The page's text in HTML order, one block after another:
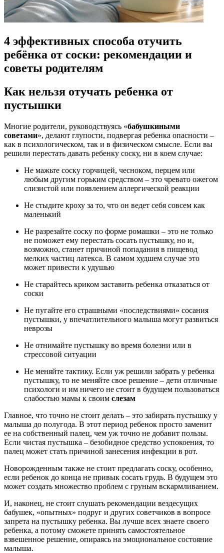
4 эффективных способа отучить
ребёнка от соски: рекомендации и
советы родителям
Как нельзя отучать ребенка от
пустышки
Многие родители, руководствуясь «бабушкиными
советами», делают глупости, подвергая ребенка опасности –
как в психологическом, так и в физическом смысле. Если вы
решили перестать давать ребенку соску, ни в коем случае:
Не мажьте соску горчицей, чесноком, перцем или
любым другим горьким средством – это чревато ожегом
слизистой или появлением аллергической реакции
Не стыдите кроху за то, что он ведет себя совсем как
маленький
Не разрезайте соску по форме ромашки – это не только
не поможет ему перестать сосать пустышку, но и,
возможно, станет причиной попадания в пищевод
мелких частиц латекса. В самом худшем случае это
может привести к удушью
Не старайтесь криком заставить ребенка отказаться от
соски
Не пугайте его страшными «последствиями» сосания
пустышки, у впечатлительного малыша могут развиться
неврозы
Не отнимайте пустышку во время болезни или в
стрессовой ситуации
Не меняйте тактику. Если уж решили забрать у ребенка
пустышку, то не меняйте свое решение – дети отличные
психологи и им ничего не стоит в будущем пользоваться
слабостью мамы к своим слезам
Главное, что точно не стоит делать – это забирать пустышку у
малыша до полугода. В этот период ребенок просто заменит
ее на собственный палец, чем уж точно не добавит пользы.
Если чистая пустышка – безобидное средство успокоения, то
палец может стать причиной занесения инфекции в рот.
Новорожденным также не стоит предлагать соску, особенно,
если ребенок до конца не привык сосать грудь. В будущем это
может создать множество проблем с груным вскармливанием.
И, наконец, не стоит слушать рекомендации вездесущих
бабушек, «опытных» подруг и других советчиков в вопросе
запрета на пустышку ребенка. Вы лучше всех знаете своего
ребенка, а потому сможете принять самостоятельное
взвешенное решение, опираясь на эмоциональное состояние
малыша.